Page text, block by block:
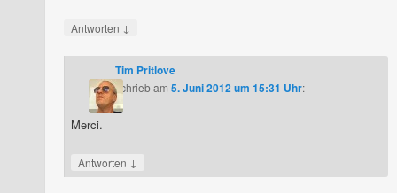
Antworten ↓
Tim Pritlove
schriebam 5. Juni 2012 um 15:31 Uhr:
Merci.
Antworten ↓